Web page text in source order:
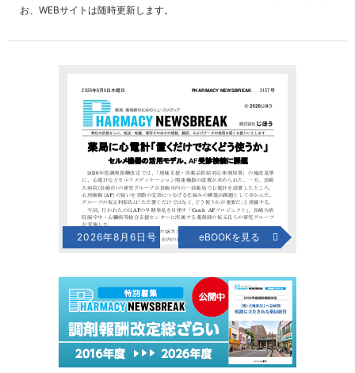
お、WEBサイトは随時更新します。
2026年8月6日号 eBOOKを見る